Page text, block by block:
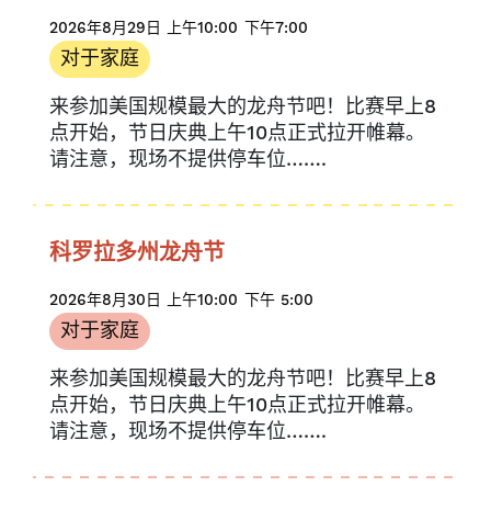
2026年8月29日 上午10:00 下午7:00
对于家庭
来参加美国规模最大的龙舟节吧！比赛早上8
点开始，节日庆典上午10点正式拉开帷幕。
请注意，现场不提供停车位…….
科罗拉多州龙舟节
2026年8月30日 上午10:00 下午 5:00
对于家庭
来参加美国规模最大的龙舟节吧！比赛早上8
点开始，节日庆典上午10点正式拉开帷幕。
请注意，现场不提供停车位…….